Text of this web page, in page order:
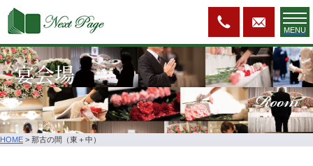
MENU
宴会場 Room
HOME > 那古の間（東＋中）